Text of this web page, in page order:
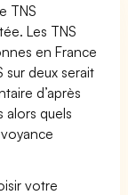
TNS
Les TNS
en France
sur deux serait
d’après
alors quels
votre